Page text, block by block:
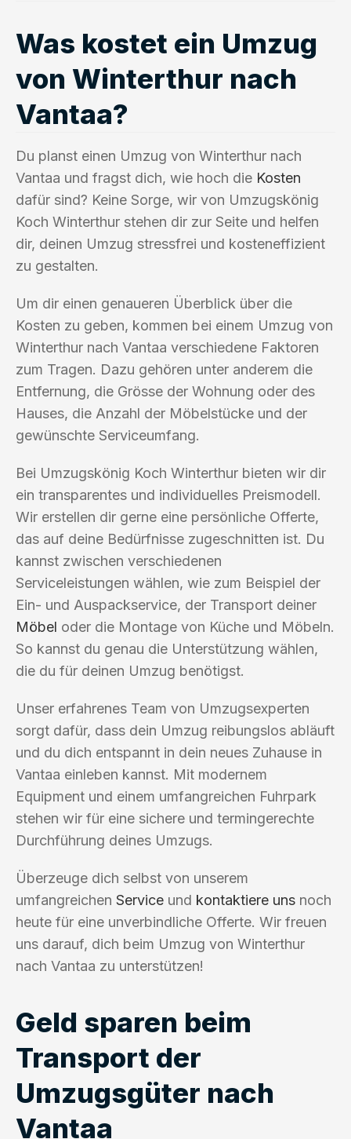
Was kostet ein Umzug
von Winterthur nach
Vantaa?
Du planst einen Umzug von Winterthur nach
Vantaa und fragst dich, wie hoch die Kosten
dafür sind? Keine Sorge, wir von Umzugskönig
Koch Winterthur stehen dir zur Seite und helfen
dir, deinen Umzug stressfrei und kosteneffizient
zu gestalten.
Um dir einen genaueren Überblick über die
Kosten zu geben, kommen bei einem Umzug von
Winterthur nach Vantaa verschiedene Faktoren
zum Tragen. Dazu gehören unter anderem die
Entfernung, die Grösse der Wohnung oder des
Hauses, die Anzahl der Möbelstücke und der
gewünschte Serviceumfang.
Bei Umzugskönig Koch Winterthur bieten wir dir
ein transparentes und individuelles Preismodell.
Wir erstellen dir gerne eine persönliche Offerte,
das auf deine Bedürfnisse zugeschnitten ist. Du
kannst zwischen verschiedenen
Serviceleistungen wählen, wie zum Beispiel der
Ein- und Auspackservice, der Transport deiner
Möbel oder die Montage von Küche und Möbeln.
So kannst du genau die Unterstützung wählen,
die du für deinen Umzug benötigst.
Unser erfahrenes Team von Umzugsexperten
sorgt dafür, dass dein Umzug reibungslos abläuft
und du dich entspannt in dein neues Zuhause in
Vantaa einleben kannst. Mit modernem
Equipment und einem umfangreichen Fuhrpark
stehen wir für eine sichere und termingerechte
Durchführung deines Umzugs.
Überzeuge dich selbst von unserem
umfangreichen Service und kontaktiere uns noch
heute für eine unverbindliche Offerte. Wir freuen
uns darauf, dich beim Umzug von Winterthur
nach Vantaa zu unterstützen!
Geld sparen beim
Transport der
Umzugsgüter nach
Vantaa